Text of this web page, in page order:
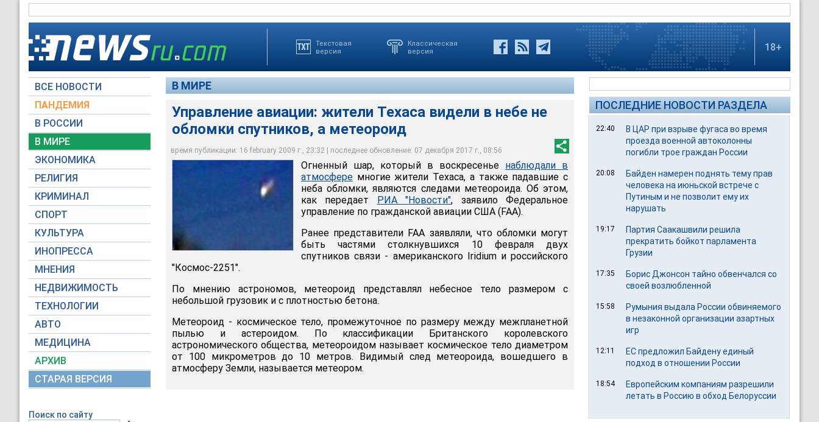
Текстовая
версия
Классическая
версия
18+
ВСЕ НОВОСТИ
ПАНДЕМИЯ
В РОССИИ
В МИРЕ
ЭКОНОМИКА
РЕЛИГИЯ
КРИМИНАЛ
СПОРТ
КУЛЬТУРА
ИНОПРЕССА
МНЕНИЯ
НЕДВИЖИМОСТЬ
ТЕХНОЛОГИИ
АВТО
МЕДИЦИНА
АРХИВ
СТАРАЯ ВЕРСИЯ
Поиск по сайту
В МИРЕ
Управление авиации: жители Техаса видели в небе не
обломки спутников, а метеороид
время публикации: 16 february 2009 г., 23:32 | последнее обновление: 07 декабря 2017 г., 08:56
Управление авиации: жители Техаса видели в небе не обломки спутников, а
метеороид
Огненный шар, который в воскресенье наблюдали в
атмосфере многие жители Техаса, а также падавшие с
неба обломки, являются следами метеороида. Об этом,
как передает РИА "Новости", заявило Федеральное
управление по гражданской авиации США (FAA).
Ранее представители FAA заявляли, что обломки могут
быть частями столкнувшихся 10 февраля двух
спутников связи - американского Iridium и российского
"Космос-2251".
По мнению астрономов, метеороид представлял небесное тело размером с
небольшой грузовик и с плотностью бетона.
Метеороид - космическое тело, промежуточное по размеру между межпланетной
пылью и астероидом. По классификации Британского королевского
астрономического общества, метеороидом называет космическое тело диаметром
от 100 микрометров до 10 метров. Видимый след метеороида, вошедшего в
атмосферу Земли, называется метеором.
ПОСЛЕДНИЕ НОВОСТИ РАЗДЕЛА
22:40
В ЦАР при взрыве фугаса во время
проезда военной автоколонны
погибли трое граждан России
20:08
Байден намерен поднять тему прав
человека на июньской встрече с
Путиным и не позволит ему их
нарушать
19:17
Партия Саакашвили решила
прекратить бойкот парламента
Грузии
17:35
Борис Джонсон тайно обвенчался со
своей возлюбленной
15:58
Румыния выдала России обвиняемого
в незаконной организации азартных
игр
12:11
ЕС предложил Байдену единый
подход в отношении России
18:54
Европейским компаниям разрешили
летать в Россию в обход Белоруссии